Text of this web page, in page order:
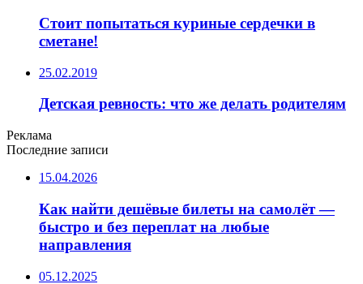
Стоит попытаться куриные сердечки в
сметане!
25.02.2019
Детская ревность: что же делать родителям
Реклама
Последние записи
15.04.2026
Как найти дешёвые билеты на самолёт —
быстро и без переплат на любые
направления
05.12.2025